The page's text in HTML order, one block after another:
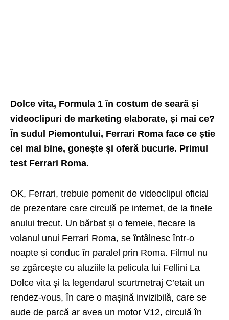
Dolce vita, Formula 1 în costum de seară și
videoclipuri de marketing elaborate, și mai ce?
În sudul Piemontului, Ferrari Roma face ce știe
cel mai bine, gonește și oferă bucurie. Primul
test Ferrari Roma.
OK, Ferrari, trebuie pomenit de videoclipul oficial
de prezentare care circulă pe internet, de la finele
anului trecut. Un bărbat și o femeie, fiecare la
volanul unui Ferrari Roma, se întâlnesc într-o
noapte și conduc în paralel prin Roma. Filmul nu
se zgârcește cu aluziile la pelicula lui Fellini La
Dolce vita și la legendarul scurtmetraj C’etait un
rendez-vous, în care o mașină invizibilă, care se
aude de parcă ar avea un motor V12, circulă în